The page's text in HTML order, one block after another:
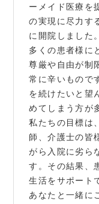
ーメイド医療を
の実現に尽力す
に開院しました。
多くの患者様に
尊厳や自由が制
常に辛いもので
を続けたいと望
めてしまう方が
私たちの目標は
師、介護士の皆
がら入院に劣ら
す。その結果、
生活をサポート
あなたと一緒に